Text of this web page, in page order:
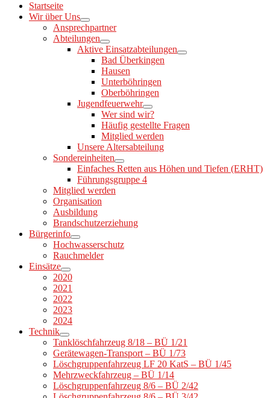
Startseite
Wir über Uns
Ansprechpartner
Abteilungen
Aktive Einsatzabteilungen
Bad Überkingen
Hausen
Unterböhringen
Oberböhringen
Jugendfeuerwehr
Wer sind wir?
Häufig gestellte Fragen
Mitglied werden
Unsere Altersabteilung
Sondereinheiten
Einfaches Retten aus Höhen und Tiefen (ERHT)
Führungsgruppe 4
Mitglied werden
Organisation
Ausbildung
Brandschutzerziehung
Bürgerinfo
Hochwasserschutz
Rauchmelder
Einsätze
2020
2021
2022
2023
2024
Technik
Tanklöschfahrzeug 8/18 – BÜ 1/21
Gerätewagen-Transport – BÜ 1/73
Löschgruppenfahrzeug LF 20 KatS – BÜ 1/45
Mehrzweckfahrzeug – BÜ 1/14
Löschgruppenfahrzeug 8/6 – BÜ 2/42